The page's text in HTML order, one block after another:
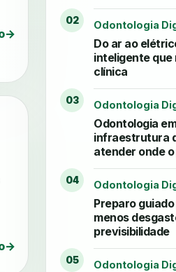
→
→
02 Odontologia
Do ar ao
inteligente que
clínica
03 Odontologia
Odontologia
infraestrutura
atender onde
04 Odontologia
Preparo
menos
previsibilidade
05 Odontologia